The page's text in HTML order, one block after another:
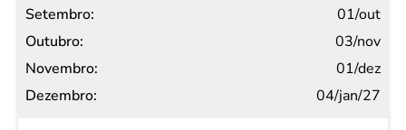
01/out
03/nov
01/dez
04/jan/27